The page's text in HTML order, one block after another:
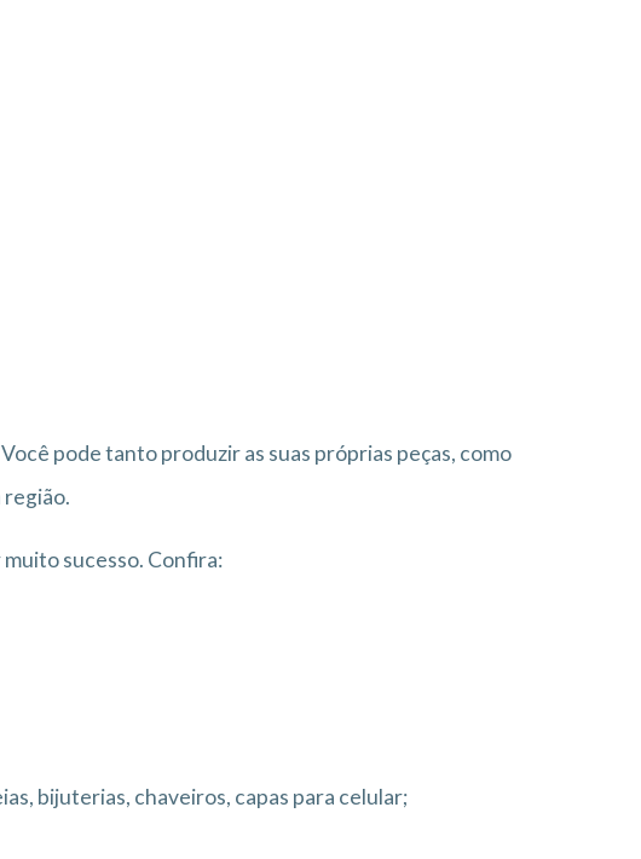
pode tanto produzir as suas próprias peças, como
sucesso. Confira:
bijuterias, chaveiros, capas para celular;